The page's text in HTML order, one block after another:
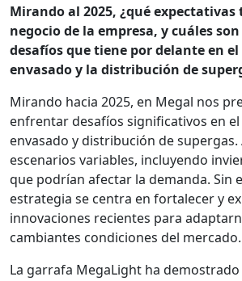
Mirando al 2025, ¿qué expectativas
negocio de la empresa, y cuáles
desafíos que tiene por delante en
envasado y la distribución de
Mirando hacia 2025, en Megal nos
enfrentar desafíos significativos en
envasado y distribución de
escenarios variables, incluyendo
que podrían afectar la demanda. Sin
estrategia se centra en fortalecer y
innovaciones recientes para
cambiantes condiciones del mercado.
La garrafa MegaLight ha